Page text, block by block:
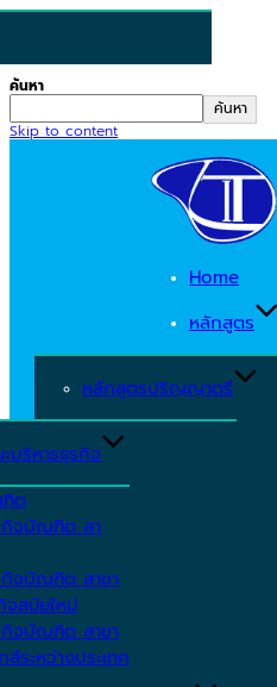
ค้นหา
ค้นหา
Skip to content
Home
หลักสูตร
หลักสูตรปริญญาตรี
บริหารธุรกิจ
ต
กิจบัณฑิต สา
จบัณฑิต สาขา
จสมัยใหม่
จบัณฑิต สาขา
ระหว่างประเทศ